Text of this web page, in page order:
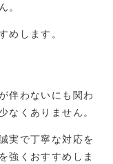
。
めします。
伴わないにも関わ
なくありません。
実で丁寧な対応を
強くおすすめしま